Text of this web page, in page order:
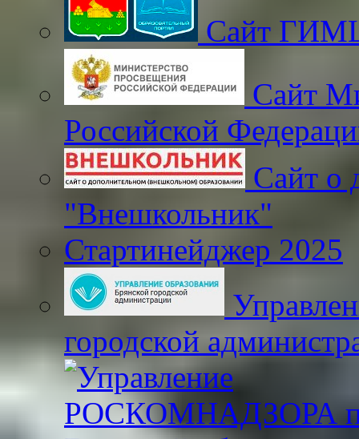
Сайт
Сайт
Российской
Сайт о
"Внешкольник"
Стартинейджер 2025
городской